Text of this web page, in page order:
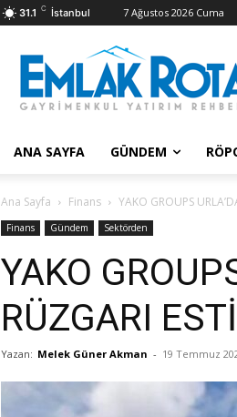
31.1 C İstanbul 7 Ağustos 2026 Cuma
ANA SAYFA GÜNDEM
Ana Sayfa Finans YAKO GROUPS
Finans Gündem Sektörden
YAKO
RÜZGARI
Yazan: Melek Güner Akman - 19 Temmuz